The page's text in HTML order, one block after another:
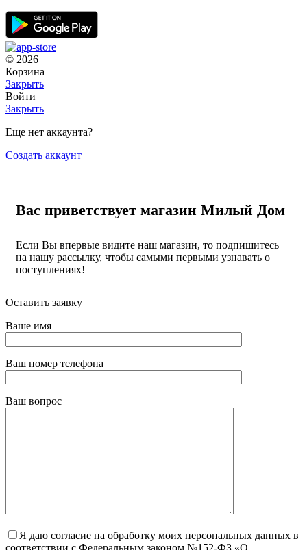
© 2026
Корзина
Закрыть
Войти
Закрыть
Еще нет аккаунта?
Создать аккаунт
Вас приветствует магазин Милый Дом
Если Вы впервые видите наш магазин, то подпишитесь
на нашу рассылку, чтобы самыми первыми узнавать о
поступлениях!
Оставить заявку
Ваше имя
Ваш номер телефона
Ваш вопрос
Я даю согласие на обработку моих персональных данных в